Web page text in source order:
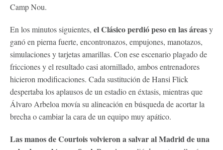
Camp Nou.
En los minutos siguientes, el Clásico perdió peso en las áreasy
ganó en pierna fuerte, encontronazos, empujones, manotazos,
simulaciones y tarjetas amarillas. Con ese escenario plagado de
fricciones y el resultado casi atornillado, ambos entrenadores
hicieron modificaciones. Cada sustitución de Hansi Flick
despertaba los aplausos de un estadio en éxtasis, mientras que
Álvaro Arbeloa movía su alineación en búsqueda de acortar la
brecha o cambiar la cara de un equipo muy apático.
Las manos de Courtois volvieron a salvar al Madrid de una